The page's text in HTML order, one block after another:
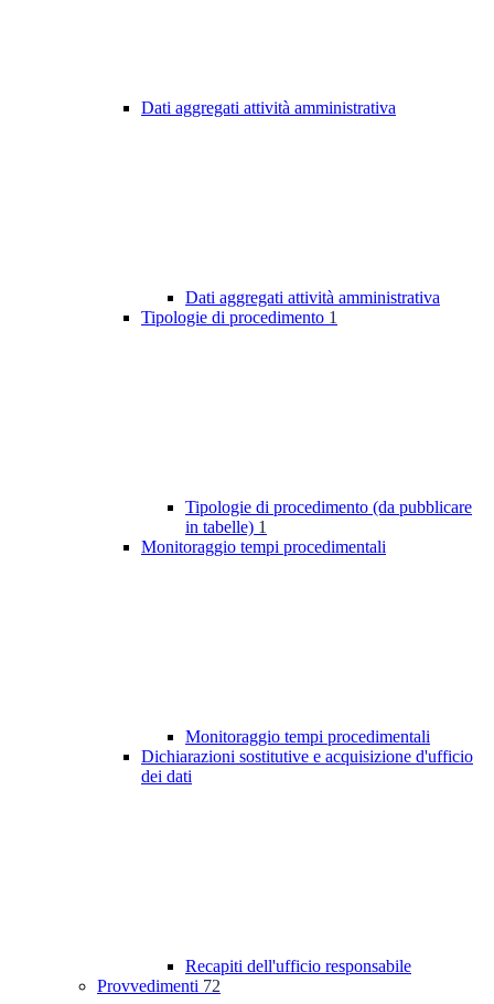
Dati aggregati attività amministrativa
Dati aggregati attività amministrativa
Tipologie di procedimento 1
Tipologie di procedimento (da pubblicare
in tabelle) 1
Monitoraggio tempi procedimentali
Monitoraggio tempi procedimentali
Dichiarazioni sostitutive e acquisizione d'ufficio
dei dati
Recapiti dell'ufficio responsabile
Provvedimenti 72